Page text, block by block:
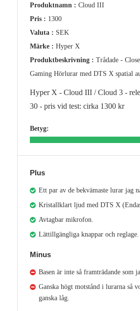
Produktnamn : Cloud III
Pris : 1300
Valuta : SEK
Märke : Hyper X
Produktbeskrivning : Trådade -
Gaming Hörlurar med DTS X spatial
Hyper X - Cloud III / Cloud 3 -
30 - pris vid test: cirka 1300 kr
Betyg:
Plus
Ett par av de bekvämaste lurar jag
Kristallklart ljud med DTS X
Avtagbar mikrofon.
Lättillgängliga knappar och reglage.
Minus
Basen är inte så framträdande som
Ganska högt motstånd i lurarna så
ganska låg.